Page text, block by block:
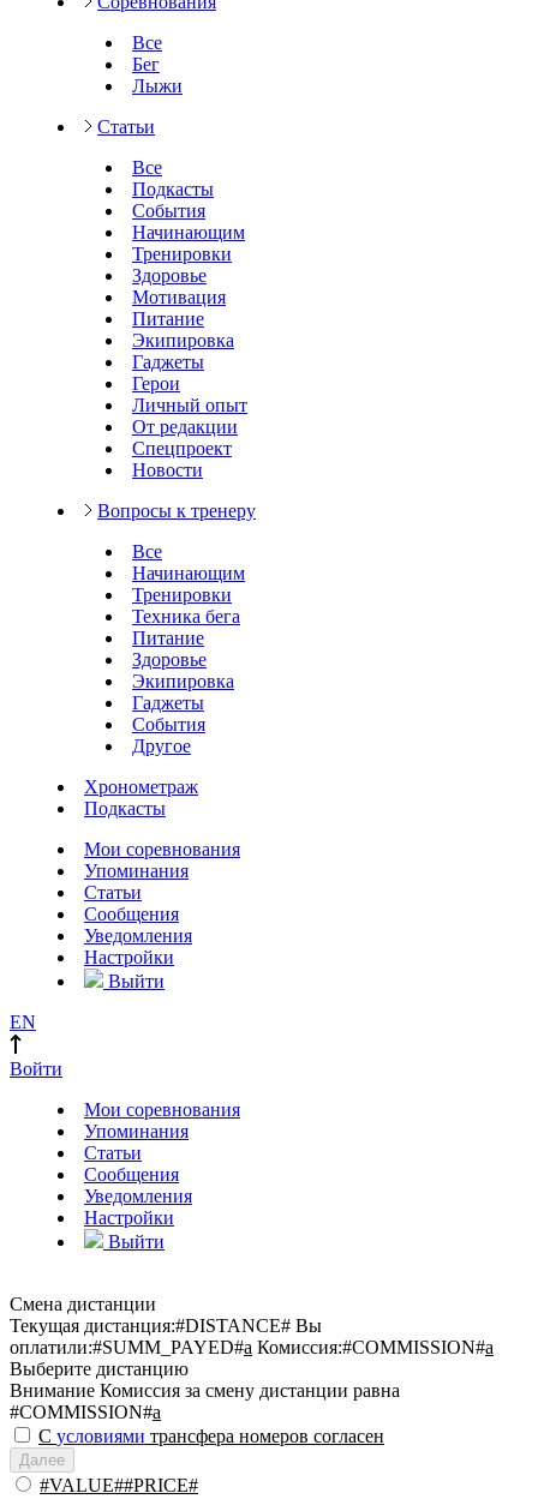
Все
Бег
Лыжи
Статьи
Все
Подкасты
События
Начинающим
Тренировки
Здоровье
Мотивация
Питание
Экипировка
Гаджеты
Герои
Личный опыт
От редакции
Спецпроект
Новости
Вопросы к тренеру
Все
Начинающим
Тренировки
Техника бега
Питание
Здоровье
Экипировка
Гаджеты
События
Другое
Хронометраж
Подкасты
Мои соревнования
Упоминания
Статьи
Сообщения
Уведомления
Настройки
Выйти
EN
Войти
Мои соревнования
Упоминания
Статьи
Сообщения
Уведомления
Настройки
Выйти
Смена дистанции
Текущая дистанция:#DISTANCE# Вы
оплатили:#SUMM_PAYED#a Комиссия:#COMMISSION#a
Выберите дистанцию
Внимание Комиссия за смену дистанции равна
#COMMISSION#a
С условиями трансфера номеров согласен
Далее
#VALUE##PRICE#